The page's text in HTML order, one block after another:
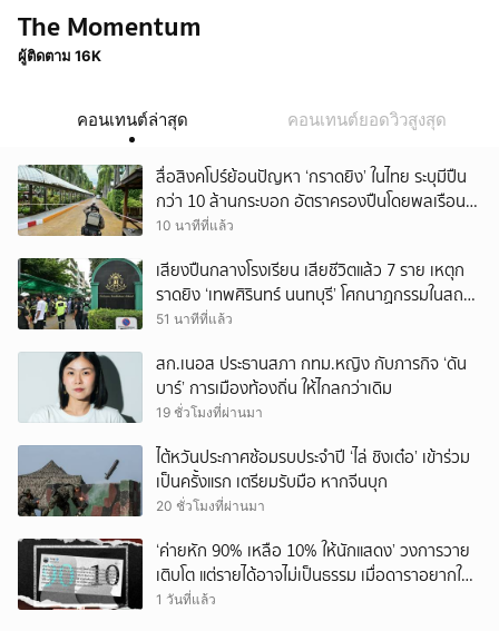
The Momentum
ผู้ติดตาม 16K
คอนเทนต์ล่าสุด คอนเทนต์ยอดวิวสูงสุด
สื่อสิงคโปร์ย้อนปัญหา ‘กราดยิง’ ในไทย ระบุมีปืน
กว่า 10 ล้านกระบอก อัตราครองปืนโดยพลเรือน
สูงที่สุดในภูมิภาค
10 นาทีที่แล้ว
เสียงปืนกลางโรงเรียน เสียชีวิตแล้ว 7 ราย เหตุก
ราดยิง ‘เทพศิรินทร์ นนทบุรี’ โศกนาฏกรรมในสถาน
ศึกษา ครั้งที่ 2 ในรอบปี
51 นาทีที่แล้ว
สก.เนอส ประธานสภา กทม.หญิง กับภารกิจ ‘ดัน
บาร์’ การเมืองท้องถิ่น ให้ไกลกว่าเดิม
19 ชั่วโมงที่ผ่านมา
ไต้หวันประกาศซ้อมรบประจำปี ‘ไล่ ชิงเต๋อ’ เข้าร่วม
เป็นครั้งแรก เตรียมรับมือ หากจีนบุก
20 ชั่วโมงที่ผ่านมา
‘ค่ายหัก 90% เหลือ 10% ให้นักแสดง’ วงการวาย
เติบโต แต่รายได้อาจไม่เป็นธรรม เมื่อดาราอยากให้มี
‘สัญญามาตรฐาน’
1 วันที่แล้ว